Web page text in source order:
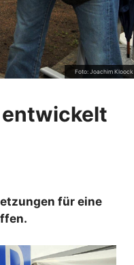
Foto: Joachim Kloock
entwickelt
für eine